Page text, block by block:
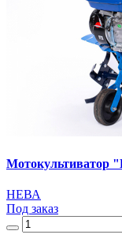
Мотокультиватор
НЕВА
Под заказ